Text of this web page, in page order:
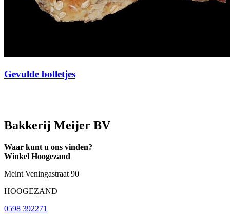
Gevulde bolletjes
Bakkerij Meijer BV
Waar kunt u ons vinden?
Winkel Hoogezand
Meint Veningastraat 90
HOOGEZAND
0598 392271